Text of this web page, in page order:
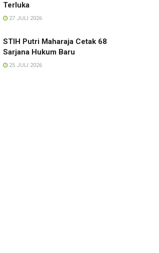
Terluka
27 JULI 2026
STIH Putri Maharaja Cetak 68
Sarjana Hukum Baru
25 JULI 2026